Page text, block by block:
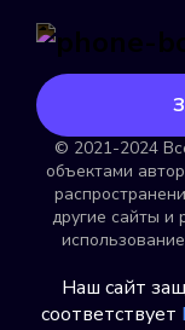
© 2021-2024
объектами
другие сайты и
Наш сайт
соответствует